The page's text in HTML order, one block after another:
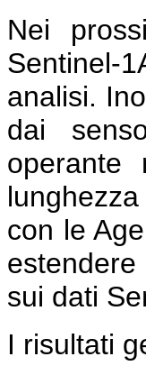
Nei
Sentinel-
analisi.
dai
con le
sui dati
I risultati